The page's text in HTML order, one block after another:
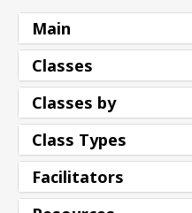
Main
Classes
Classes by
Class Types
Facilitators